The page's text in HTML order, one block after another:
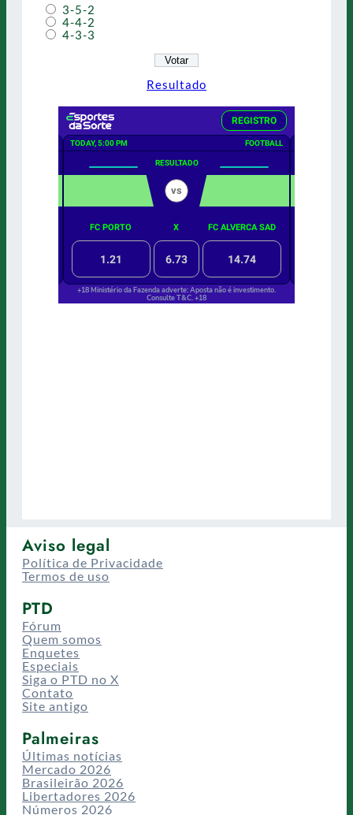
3-5-2
4-4-2
4-3-3
Resultado
Aviso legal
Política de Privacidade
Termos de uso
PTD
Fórum
Quem somos
Enquetes
Especiais
Siga o PTD no X
Contato
Site antigo
Palmeiras
Últimas notícias
Mercado 2026
Brasileirão 2026
Libertadores 2026
Números 2026